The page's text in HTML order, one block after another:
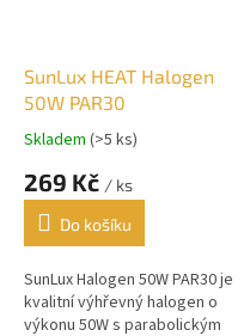
SunLux HEAT Halogen
50W PAR30
Skladem (>5 ks)
269 Kč / ks
Do košíku
SunLux Halogen 50W PAR30 je
kvalitní výhřevný halogen o
výkonu 50W s parabolickým